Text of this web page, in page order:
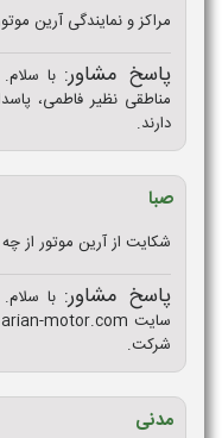
مراکز و نمایندگی آرین
پاسخ مشاور: با
مناطقی نظیر فاطمی،
دارند.
صبا
شکایت از آرین موتور از
پاسخ مشاور: با
شرکت.
مدنی